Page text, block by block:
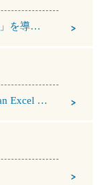
口腔内スキャナー「iTero Lumina Pro」を導入しました ＞
最新の歯科用3D・CT装置「TrophyPan Excel 3D NEO」を導入いたしました ＞
＞